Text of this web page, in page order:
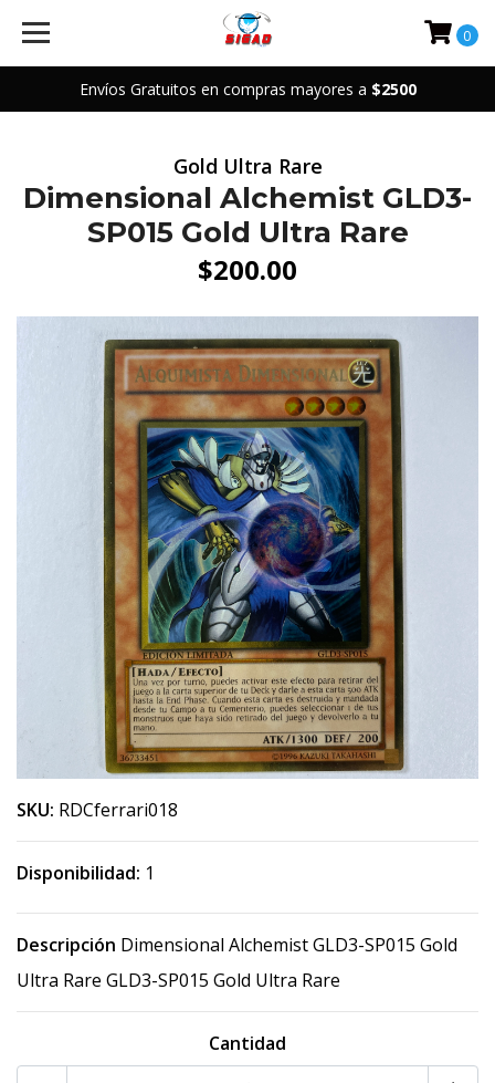
Envíos Gratuitos en compras mayores a $2500
0
Gold Ultra Rare
Dimensional Alchemist GLD3-
SP015 Gold Ultra Rare
$200.00
SKU: RDCferrari018
Disponibilidad: 1
Descripción Dimensional Alchemist GLD3-SP015 Gold
Ultra Rare GLD3-SP015 Gold Ultra Rare
Cantidad